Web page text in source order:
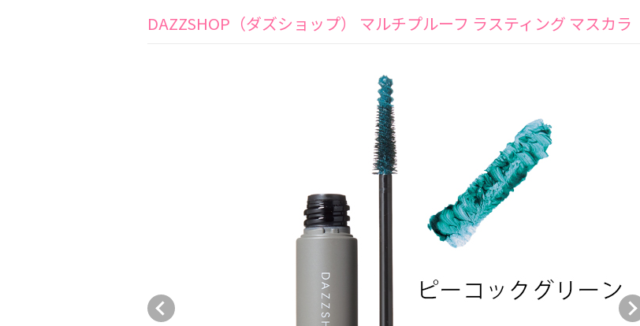
DAZZSHOP（ダズショップ） マルチプルーフ ラスティング マスカラ